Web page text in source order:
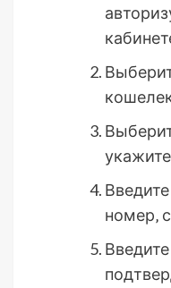
номер‚